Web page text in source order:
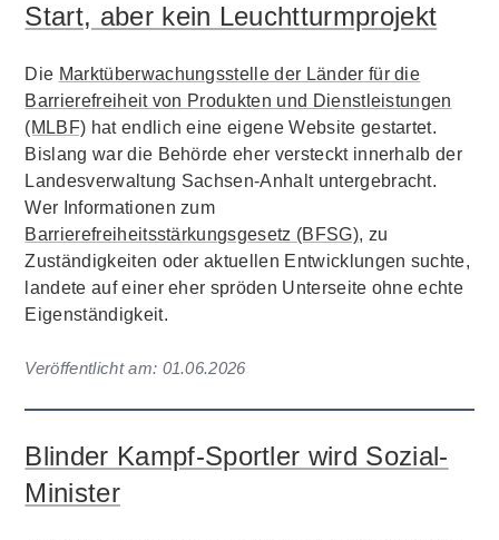
Start, aber kein Leuchtturmprojekt
Die Marktüberwachungsstelle der Länder für die
Barrierefreiheit von Produkten und Dienstleistungen
(MLBF) hat endlich eine eigene Website gestartet.
Bislang war die Behörde eher versteckt innerhalb der
Landesverwaltung Sachsen-Anhalt untergebracht.
Wer Informationen zum
Barrierefreiheitsstärkungsgesetz (BFSG), zu
Zuständigkeiten oder aktuellen Entwicklungen suchte,
landete auf einer eher spröden Unterseite ohne echte
Eigenständigkeit.
Veröffentlicht am: 01.06.2026
Blinder Kampf-Sportler wird Sozial-
Minister